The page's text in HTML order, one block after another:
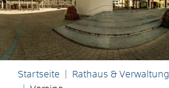
Startseite Rathaus & Verwaltung